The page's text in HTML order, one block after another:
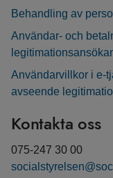
Behandling av
Användar- och
Användarvillkor i e-
avseende
Kontakta oss
075-247 30 00